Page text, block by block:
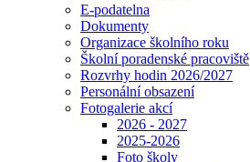
E-podatelna
Dokumenty
Organizace školního roku
Školní poradenské pracoviště
Rozvrhy hodin 2026/2027
Personální obsazení
Fotogalerie akcí
2026 - 2027
2025-2026
Foto školy